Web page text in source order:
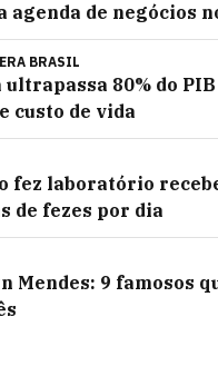
agenda de negócios
BRASIL
80% do
custo de vida
fez laboratório
de fezes por dia
Mendes: 9 famosos